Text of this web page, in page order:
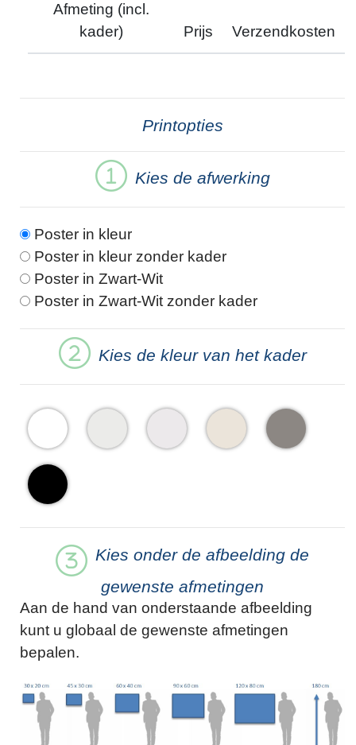
Afmeting (incl.
kader)
Prijs Verzendkosten
Printopties
Kies de afwerking
Poster in kleur
Poster in kleur zonder kader
Poster in Zwart-Wit
Poster in Zwart-Wit zonder kader
Kies de kleur van het kader
Kies onder de afbeelding de
gewenste afmetingen
Aan de hand van onderstaande afbeelding
kunt u globaal de gewenste afmetingen
bepalen.